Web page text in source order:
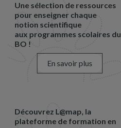
Une sélection de ressources
pour enseigner chaque
notion scientifique
aux programmes scolaires du
BO !
En savoir plus
Découvrez L@map, la
plateforme de formation en